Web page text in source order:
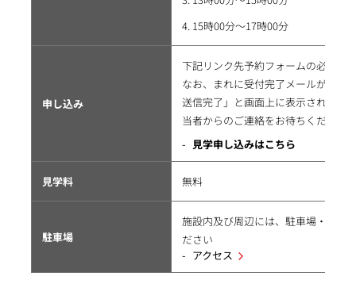
15時00分～17時00分
申し込み
下記リンク先予約フォームの必要事
なお、まれに受付完了メールが送付
送信完了」と画面上に表示されまし
当者からのご連絡をお待ちください
見学申し込みはこちら
見学料 無料
駐車場
施設内及び周辺には、駐車場・駐輪
ださい
アクセス